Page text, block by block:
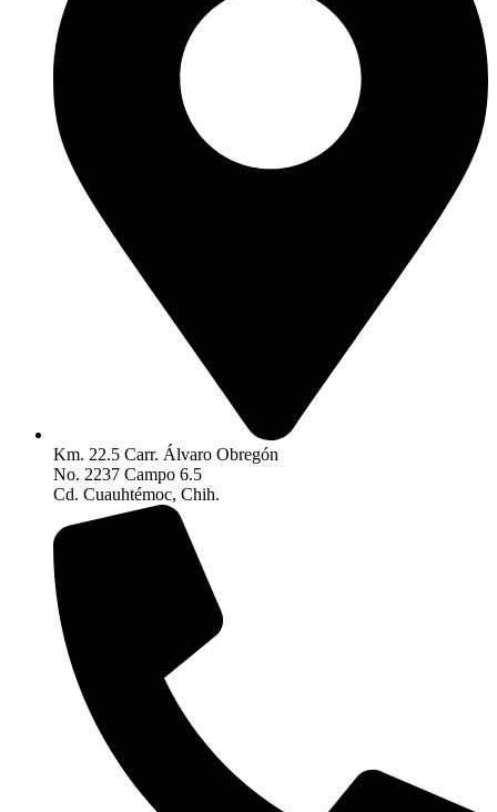
Km. 22.5 Carr. Álvaro Obregón
No. 2237 Campo 6.5
Cd. Cuauhtémoc, Chih.